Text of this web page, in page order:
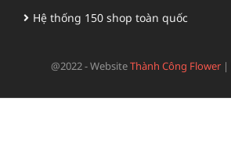
Hệ thống 150 shop toàn quốc
@2022 - WebsiteThành Công Flower |